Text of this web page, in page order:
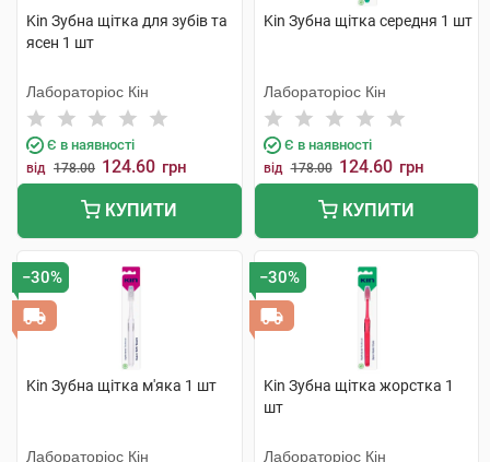
Kin Зубна щітка для зубів та
ясен 1 шт
Лабораторіос Кін
Є в наявності
від 178.00 124.60 грн
КУПИТИ
Kin Зубна щітка середня 1 шт
Лабораторіос Кін
Є в наявності
від 178.00 124.60 грн
КУПИТИ
−30%
Kin Зубна щітка м'яка 1 шт
Лабораторіос Кін
−30%
Kin Зубна щітка жорстка 1
шт
Лабораторіос Кін